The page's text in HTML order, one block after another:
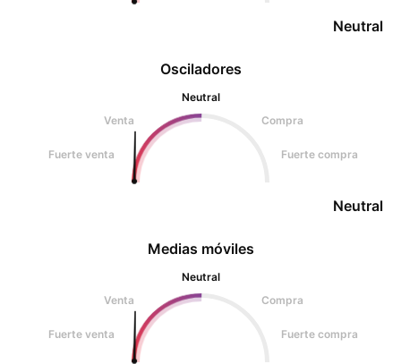
Osciladores
Neutral
Venta
Compra
Fuerte venta Fuerte compra
Neutral
Neutral
Medias móviles
Neutral
Venta
Compra
Fuerte venta Fuerte compra